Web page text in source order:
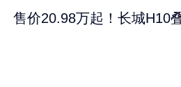
售价20.98万起！长城H10